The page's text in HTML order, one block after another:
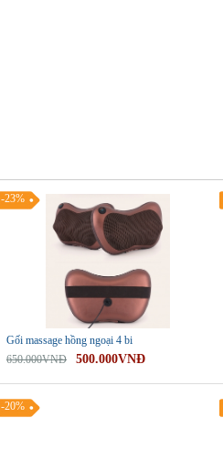
Gối massage hồng ngoại 4 bi
650.000VNĐ
500.000VNĐ
-23%
-20%